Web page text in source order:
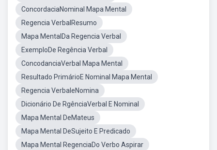
ConcordaciaNominal Mapa Mental
Regencia VerbalResumo
Mapa MentalDa Regencia Verbal
ExemploDe Regência Verbal
ConcodanciaVerbal Mapa Mental
Resultado PrimárioE Nominal Mapa Mental
Regencia VerbaleNomina
Dicionário De RgênciaVerbal E Nominal
Mapa Mental DeMateus
Mapa Mental DeSujeito E Predicado
Mapa Mental RegenciaDo Verbo Aspirar